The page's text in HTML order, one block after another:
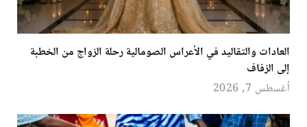
العادات والتقاليد في الأعراس الصومالية رحلة الزواج من الخطبة
إلى الزفاف
أغسطس 7, 2026